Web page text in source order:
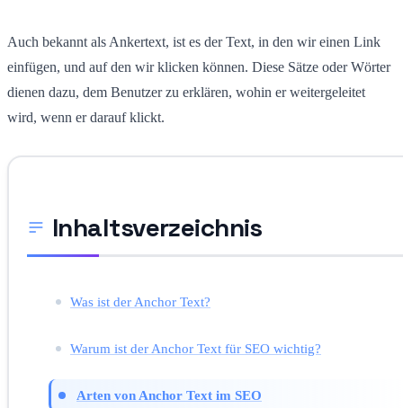
Auch bekannt als Ankertext, ist es der Text, in den wir einen Link
einfügen, und auf den wir klicken können. Diese Sätze oder Wörter
dienen dazu, dem Benutzer zu erklären, wohin er weitergeleitet
wird, wenn er darauf klickt.
Inhaltsverzeichnis
Was ist der Anchor Text?
Warum ist der Anchor Text für SEO wichtig?
Arten von Anchor Text im SEO